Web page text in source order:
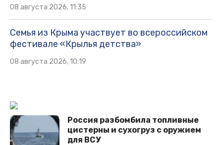
08 августа 2026, 11:35
Семья из Крыма участвует во всероссийском
фестивале «Крылья детства»
08 августа 2026, 10:19
Россия разбомбила топливные
цистерны и сухогруз с оружием
для ВСУ